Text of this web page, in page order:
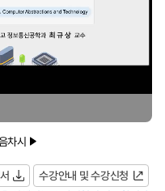
차시
수강안내 및 수강신청